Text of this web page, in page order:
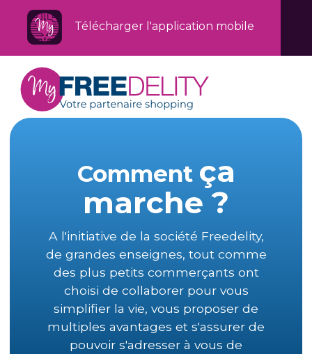
Télécharger l'application mobile
Comment ça
marche ?
A l'initiative de la société Freedelity,
de grandes enseignes, tout comme
des plus petits commerçants ont
choisi de collaborer pour vous
simplifier la vie, vous proposer de
multiples avantages et s'assurer de
pouvoir s'adresser à vous de